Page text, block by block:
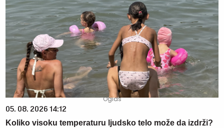
05. 08. 2026 14:12
Koliko visoku temperaturu ljudsko telo može da izdrži?